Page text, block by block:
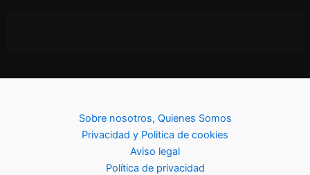
Sobre nosotros, Quienes Somos
Privacidad y Politica de cookies
Aviso legal
Política de privacidad